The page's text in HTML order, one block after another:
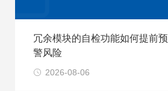
冗余模块的自检功能如何提前预
警风险
2026-08-06